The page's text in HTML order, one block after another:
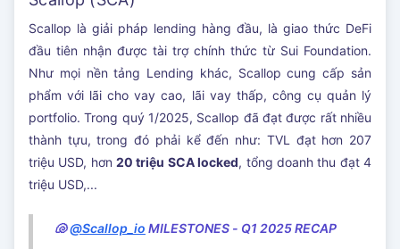
Scallop là giải pháp lending hàng đầu, là giao thức DeFi
đầu tiên nhận được tài trợ chính thức từ Sui Foundation.
Như mọi nền tảng Lending khác, Scallop cung cấp sản
phẩm với lãi cho vay cao, lãi vay thấp, công cụ quản lý
portfolio. Trong quý 1/2025, Scallop đã đạt được rất nhiều
thành tựu, trong đó phải kể đến như: TVL đạt hơn 207
triệu USD, hơn20 triệu SCA locked, tổng doanh thu đạt 4
triệu USD,...
🐚@Scallop_io MILESTONES - Q1 2025 RECAP